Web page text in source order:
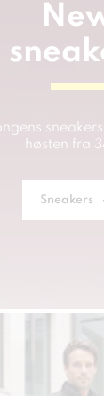
høsten fra
Sneakers